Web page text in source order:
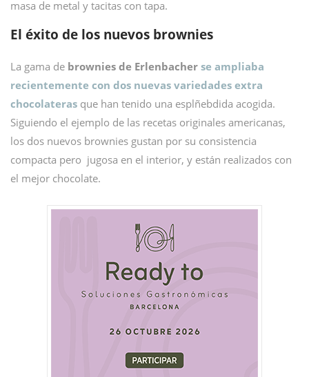
masa de metal y tacitas con tapa.
El éxito de los nuevos brownies
La gama de brownies de Erlenbacher se ampliaba
recientemente con dos nuevas variedades extra
chocolateras que han tenido una esplñebdida acogida.
Siguiendo el ejemplo de las recetas originales americanas,
los dos nuevos brownies gustan por su consistencia
compacta pero jugosa en el interior, y están realizados con
el mejor chocolate.